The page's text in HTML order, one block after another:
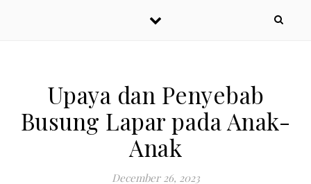
Upaya dan Penyebab
Busung Lapar pada Anak-
Anak
December 26, 2023